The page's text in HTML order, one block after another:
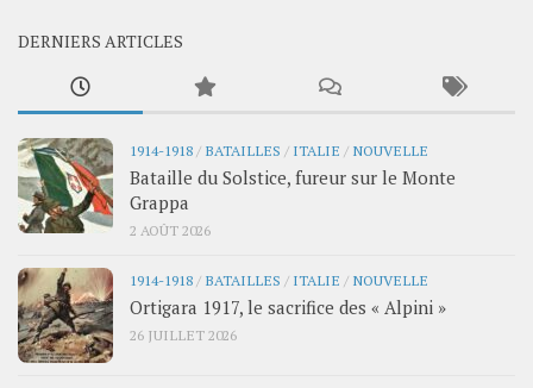
DERNIERS ARTICLES
1914-1918 / BATAILLES / ITALIE / NOUVELLE
Bataille du Solstice, fureur sur le Monte
Grappa
2 AOÛT 2026
1914-1918 / BATAILLES / ITALIE / NOUVELLE
Ortigara 1917, le sacrifice des « Alpini »
26 JUILLET 2026